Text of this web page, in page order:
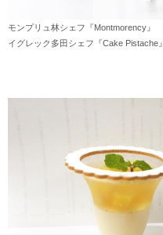
モンプリュ林シェフ『Montmorency』
イグレック多田シェフ『Cake Pistache』